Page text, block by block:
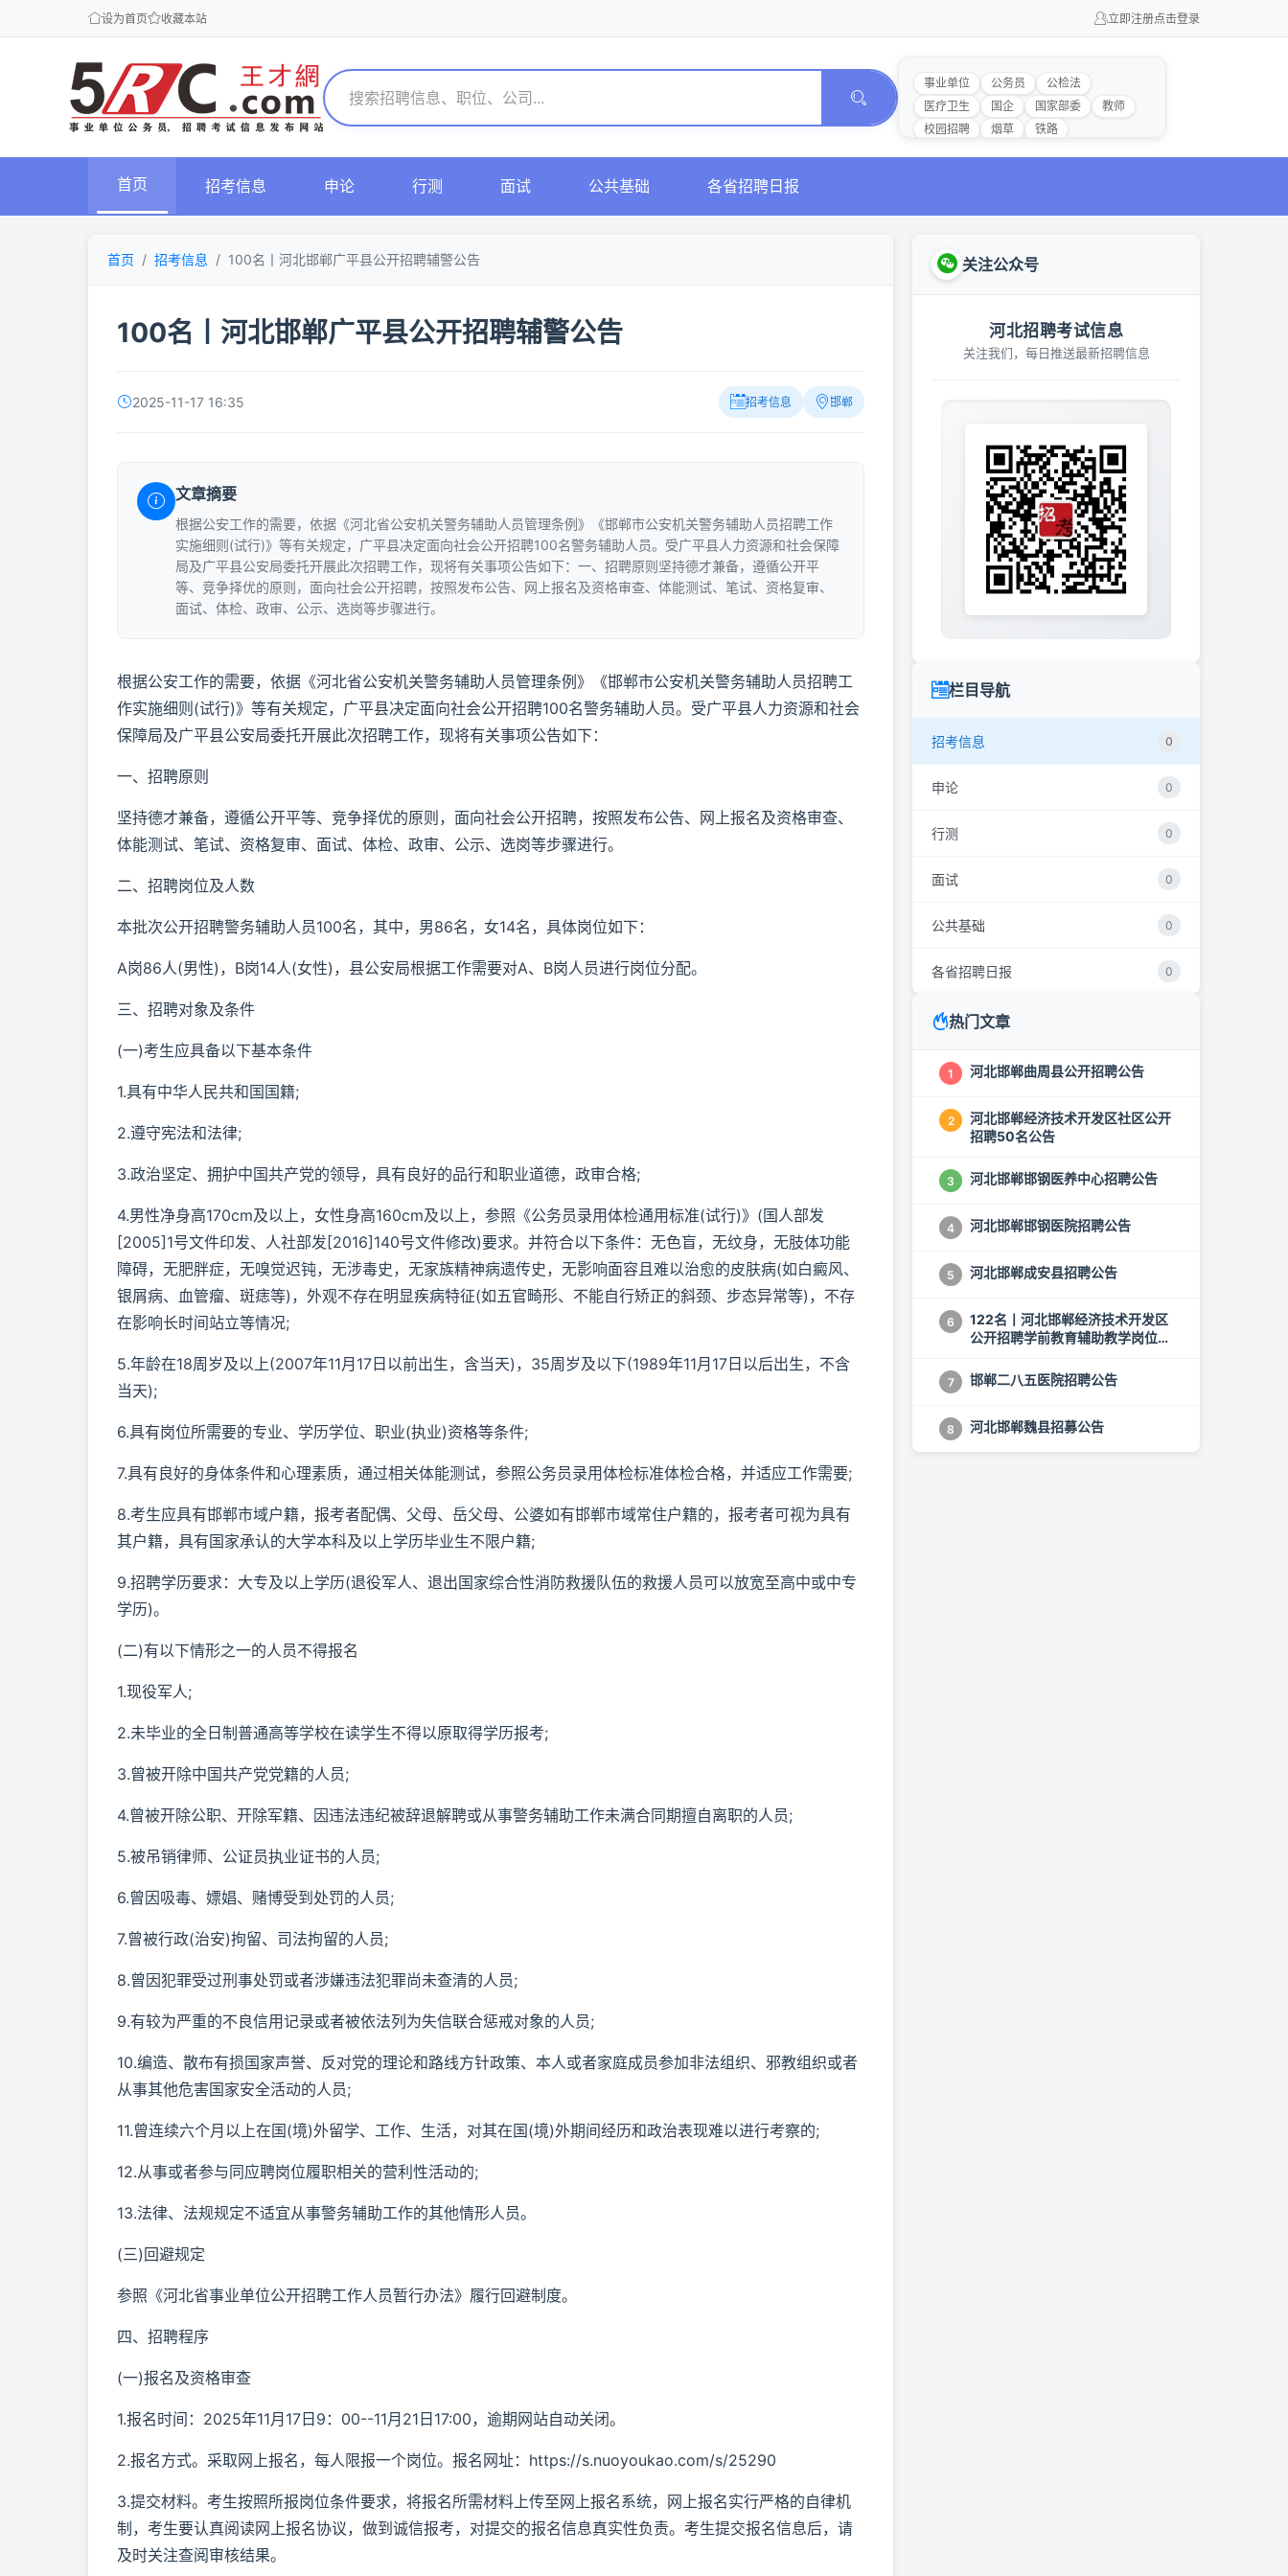
设为首页 收藏本站 立即注册点击登录
事业单位 公务员
公检法
医疗卫生
国企 国家部委
教师
校园招聘
烟草 铁路
首页 招考信息 申论 行测 面试 公共基础 各省招聘日报
首页 招考信息 100名丨河北邯郸广平县公开招聘辅警公告
100名丨河北邯郸广平县公开招聘辅警公告
2025-11-17 16:35 招考信息 邯郸
文章摘要
根据公安工作的需要，依据《河北省公安机关警务辅助人员管理条例》《邯郸市公安机关警务辅助人员招聘工作
实施细则(试行)》等有关规定，广平县决定面向社会公开招聘100名警务辅助人员。受广平县人力资源和社会保障
局及广平县公安局委托开展此次招聘工作，现将有关事项公告如下：一、招聘原则坚持德才兼备，遵循公开平
等、竞争择优的原则，面向社会公开招聘，按照发布公告、网上报名及资格审查、体能测试、笔试、资格复审、
面试、体检、政审、公示、选岗等步骤进行。
根据公安工作的需要，依据《河北省公安机关警务辅助人员管理条例》《邯郸市公安机关警务辅助人员招聘工
作实施细则(试行)》等有关规定，广平县决定面向社会公开招聘100名警务辅助人员。受广平县人力资源和社会
保障局及广平县公安局委托开展此次招聘工作，现将有关事项公告如下：
一、招聘原则
坚持德才兼备，遵循公开平等、竞争择优的原则，面向社会公开招聘，按照发布公告、网上报名及资格审查、
体能测试、笔试、资格复审、面试、体检、政审、公示、选岗等步骤进行。
二、招聘岗位及人数
本批次公开招聘警务辅助人员100名，其中，男86名，女14名，具体岗位如下：
A岗86人(男性)，B岗14人(女性)，县公安局根据工作需要对A、B岗人员进行岗位分配。
三、招聘对象及条件
(一)考生应具备以下基本条件
1.具有中华人民共和国国籍;
2.遵守宪法和法律;
3.政治坚定、拥护中国共产党的领导，具有良好的品行和职业道德，政审合格;
4.男性净身高170cm及以上，女性身高160cm及以上，参照《公务员录用体检通用标准(试行)》(国人部发
[2005]1号文件印发、人社部发[2016]140号文件修改)要求。并符合以下条件：无色盲，无纹身，无肢体功能
障碍，无肥胖症，无嗅觉迟钝，无涉毒史，无家族精神病遗传史，无影响面容且难以治愈的皮肤病(如白癜风、
银屑病、血管瘤、斑痣等)，外观不存在明显疾病特征(如五官畸形、不能自行矫正的斜颈、步态异常等)，不存
在影响长时间站立等情况;
5.年龄在18周岁及以上(2007年11月17日以前出生，含当天)，35周岁及以下(1989年11月17日以后出生，不含
当天);
6.具有岗位所需要的专业、学历学位、职业(执业)资格等条件;
7.具有良好的身体条件和心理素质，通过相关体能测试，参照公务员录用体检标准体检合格，并适应工作需要;
8.考生应具有邯郸市域户籍，报考者配偶、父母、岳父母、公婆如有邯郸市域常住户籍的，报考者可视为具有
其户籍，具有国家承认的大学本科及以上学历毕业生不限户籍;
9.招聘学历要求：大专及以上学历(退役军人、退出国家综合性消防救援队伍的救援人员可以放宽至高中或中专
学历)。
(二)有以下情形之一的人员不得报名
1.现役军人;
2.未毕业的全日制普通高等学校在读学生不得以原取得学历报考;
3.曾被开除中国共产党党籍的人员;
4.曾被开除公职、开除军籍、因违法违纪被辞退解聘或从事警务辅助工作未满合同期擅自离职的人员;
5.被吊销律师、公证员执业证书的人员;
6.曾因吸毒、嫖娼、赌博受到处罚的人员;
7.曾被行政(治安)拘留、司法拘留的人员;
8.曾因犯罪受过刑事处罚或者涉嫌违法犯罪尚未查清的人员;
9.有较为严重的不良信用记录或者被依法列为失信联合惩戒对象的人员;
10.编造、散布有损国家声誉、反对党的理论和路线方针政策、本人或者家庭成员参加非法组织、邪教组织或者
从事其他危害国家安全活动的人员;
11.曾连续六个月以上在国(境)外留学、工作、生活，对其在国(境)外期间经历和政治表现难以进行考察的;
12.从事或者参与同应聘岗位履职相关的营利性活动的;
13.法律、法规规定不适宜从事警务辅助工作的其他情形人员。
(三)回避规定
参照《河北省事业单位公开招聘工作人员暂行办法》履行回避制度。
四、招聘程序
(一)报名及资格审查
1.报名时间：2025年11月17日9：00--11月21日17:00，逾期网站自动关闭。
2.报名方式。采取网上报名，每人限报一个岗位。报名网址：https://s.nuoyoukao.com/s/25290
3.提交材料。考生按照所报岗位条件要求，将报名所需材料上传至网上报名系统，网上报名实行严格的自律机
制，考生要认真阅读网上报名协议，做到诚信报考，对提交的报名信息真实性负责。考生提交报名信息后，请
及时关注查阅审核结果。
关注公众号
河北招聘考试信息
关注我们，每日推送最新招聘信息
栏目导航
招考信息 0
申论 0
行测 0
面试 0
公共基础 0
各省招聘日报 0
热门文章
1 河北邯郸曲周县公开招聘公告
2
河北邯郸经济技术开发区社区公开
招聘50名公告
3 河北邯郸邯钢医养中心招聘公告
4 河北邯郸邯钢医院招聘公告
5 河北邯郸成安县招聘公告
6
122名丨河北邯郸经济技术开发区
公开招聘学前教育辅助教学岗位公
7 邯郸二八五医院招聘公告
8 河北邯郸魏县招募公告